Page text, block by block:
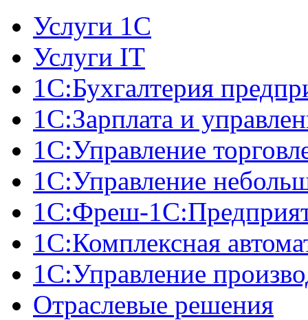
Услуги 1С
Услуги IT
1С:Бухгалтерия
1С:Зарплата и
1С:Управление
1С:Управление
1C:Фреш-
1С:Комплексная
1С:Управление
Отраслевые решения